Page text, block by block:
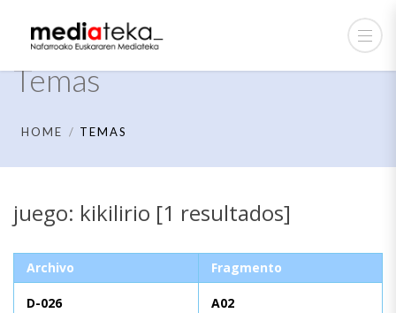
Temas
HOME TEMAS
juego: kikilirio [1 resultados]
Archivo Fragmento
D-026 A02